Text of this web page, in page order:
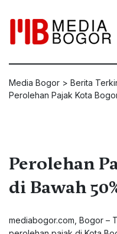
Media Bogor > Berita
Perolehan Pajak Kota
Perolehan
di Bawah
mediabogor.com, Bogor –